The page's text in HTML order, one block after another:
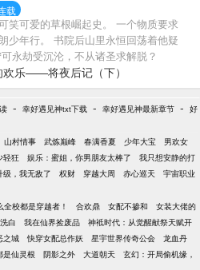
载
笑可爱的草根崛起史。 一个物质要求
少年行。 书院后山里永恒回荡着他疑
永劫受沉沦，不从诸圣求解脱？
欢乐——将夜后记（下）
- 幸好遇见神txt下载 - 幸好遇见神最新章节 - 好
山村情事 武炼巅峰 春满香夏 少年大宝
男欢女
轻狂 娱乐：蜜姐，你男朋友太棒了
我只想安静的打
级，我无敌了 权财 穿越大周 赤心巡天
宇宙职业
全校都是穿越者！ 合欢鼎 女配不掺和
女装大佬的
白 我在仙界捡废品
神袛时代：从觉醒献祭天赋开
之城 快穿女配总作妖 星宇世界传奇公会
龙血丹
是仙灵根 阴影之外 大道朝天
玄幻：开局偷机缘，